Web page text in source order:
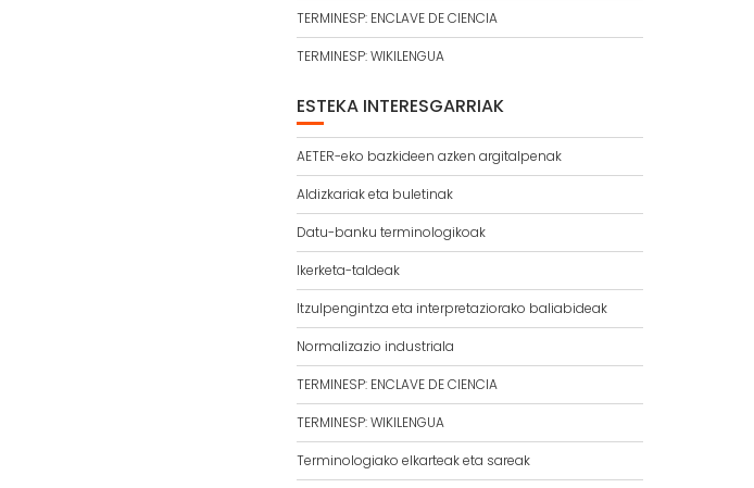
TERMINESP: ENCLAVE DE CIENCIA
TERMINESP: WIKILENGUA
ESTEKA INTERESGARRIAK
AETER-eko bazkideen azken argitalpenak
Aldizkariak eta buletinak
Datu-banku terminologikoak
Ikerketa-taldeak
Itzulpengintza eta interpretaziorako baliabideak
Normalizazio industriala
TERMINESP: ENCLAVE DE CIENCIA
TERMINESP: WIKILENGUA
Terminologiako elkarteak eta sareak